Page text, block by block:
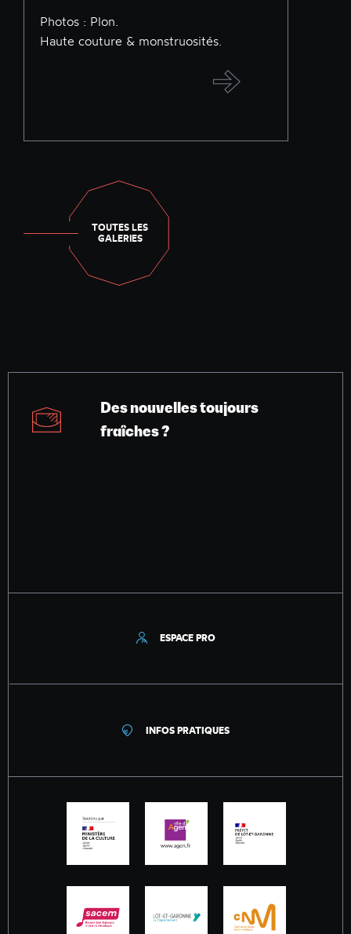
Photos : Plon.
Haute couture & monstruosités.
TOUTES LES
GALERIES
Des nouvelles toujours
fraîches ?
ESPACE PRO
INFOS PRATIQUES